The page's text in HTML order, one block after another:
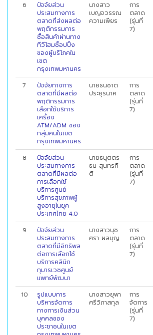
6
ปัจจัยส่วน
ประสมทางการ
ตลาดที่ส่งผลต่อ
พฤติกรรมการ
ซื้อสินค้าผ่านทาง
ทีวีโฮมช็อปปิ้ง
ของผู้บริโภคใน
เขต
กรุงเทพมหานคร
นางสาว
เบญจวรรณ
ความเพียร
การ
ตลาด
(รุ่นที่
7)
7
ปัจจัยทางการ
ตลาดที่มีผลต่อ
พฤติกรรมการ
เลือกใช้บริการ
เครื่อง
ATM/ADM ของ
กลุ่มคนในเขต
กรุงเทพมหานคร
นายธนชาต
ประยุรนาค
การ
ตลาด
(รุ่นที่
7)
8
ปัจจัยส่วน
ประสมทางการ
ตลาดที่มีผลต่อ
การเลือกใช้
บริการศูนย์
บริการสุขภาพผู้
สูงอายุในยุค
ประเทศไทย 4.0
นายธนุตตร
ธน สุนทรกิ
ติ
การ
ตลาด
(รุ่นที่
7)
9
ปัจจัยส่วน
ประสมทางการ
ตลาดที่มีอิทธิพล
ต่อการเลือกใช้
บริการคลินิก
กุมารเวชศูนย์
แพทย์พัฒนา
นางสาวนุช
ศรา ผลบุญ
การ
ตลาด
(รุ่นที่
7)
10
รูปแบบการ
บริหารจัดการ
ทางการเงินส่วน
บุคคลของ
ประชาชนในเขต
นางสาวยุพา
ศรีวิภาสกุล
การ
จัดการ
(รุ่นที่
7)